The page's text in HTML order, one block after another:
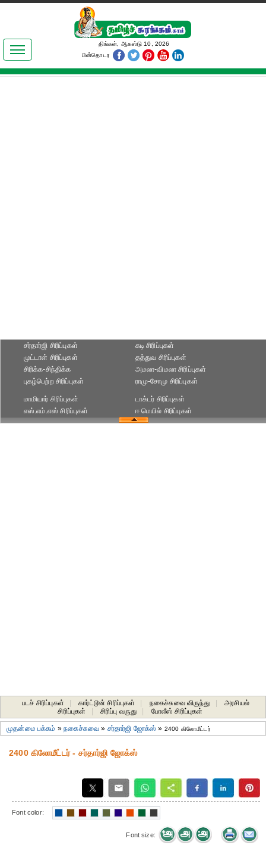
இலக்கியங்கள்
தமிழ் உலகம்
திங்கள், ஆகஸ்டு 10, 2026
பின்தொடர
சர்தார்ஜி சிரிப்புகள்
முட்டாள் சிரிப்புகள்
கடி சிரிப்புகள்
தத்துவ சிரிப்புகள்
சிரிக்க-சிந்திக்க
புகழ்பெற்ற சிரிப்புகள்
அமலா-விமலா சிரிப்புகள்
ராமு-சோமு சிரிப்புகள்
மாமியார் சிரிப்புகள்
எஸ்.எம்.எஸ் சிரிப்புகள்
டாக்டர் சிரிப்புகள்
ஈ மெயில் சிரிப்புகள்
படச் சிரிப்புகள் கார்ட்டூன் சிரிப்புகள் நகைச்சுவை விருந்து
அரசியல்
சிரிப்புகள்
சிரிப்பு வருது போலீஸ் சிரிப்புகள்
முதன்மை பக்கம் »நகைச்சுவை » சர்தார்ஜி ஜோக்ஸ் » 2400 கிலோமீட்டர்
2400 கிலோமீட்டர் - சர்தார்ஜி ஜோக்ஸ்
Font color:
Font size: